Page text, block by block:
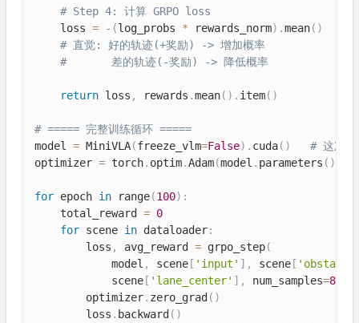
# Step 4: 计算 GRPO loss
    loss
= - (log_probs * rewards_norm) .mean( )
# 直觉: 好的轨迹(+奖励) -> 增加概率
#       差的轨迹(-奖励) -> 降低概率
return loss , rewards .mean( ) . item( )
# ===== 完整训练循环 =====
model = MiniVLA(freeze_vlm=False) . cuda( )
# 这次不
optimizer = torch. optim.Adam(model . parameters ( )
for epoch in range(100) :
    total_reward
= 0
for scene in dataloader:
        loss
, avg_reward = grpo_step(
            model
, scene [ 'input' ] , scene [
            scene
[ 'lane_center' ] , num_samples=8
        optimizer
. zero_grad ( )
        loss
. backward ( )